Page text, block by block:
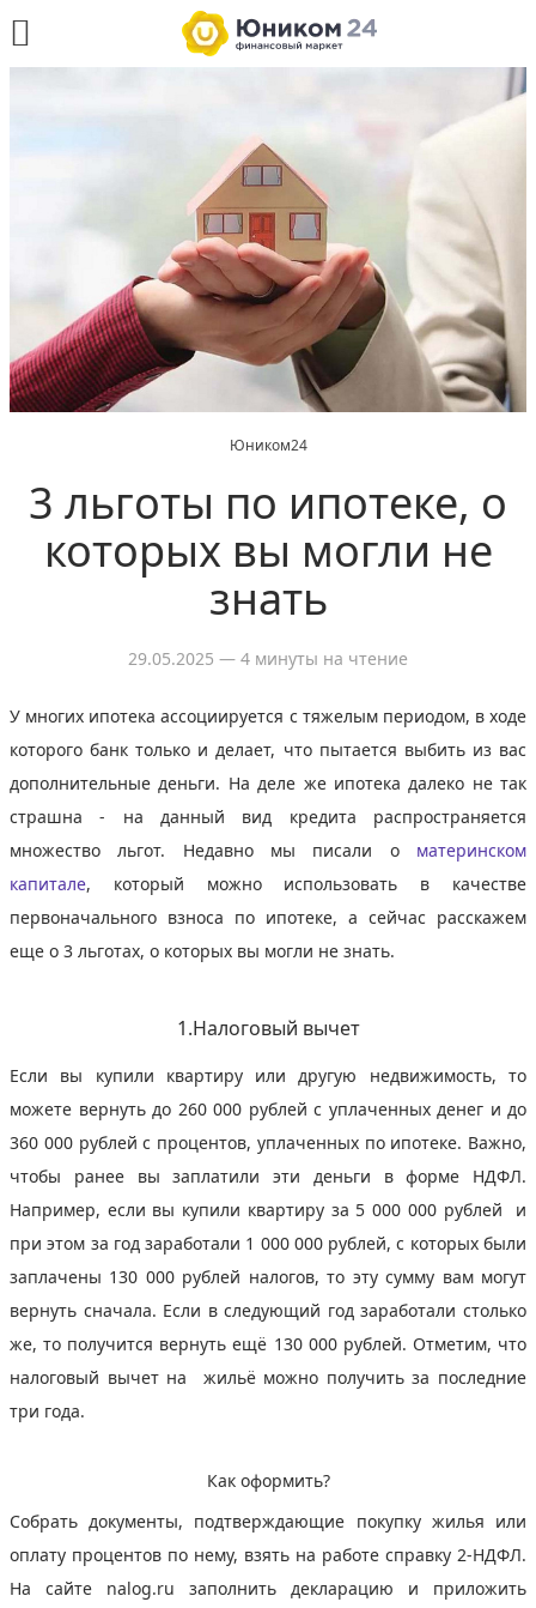
Юником24
3 льготы по ипотеке, о
которых вы могли не
знать
29.05.2025 — 4 минуты на чтение
У многих ипотека ассоциируется с тяжелым периодом, в ходе
которого банк только и делает, что пытается выбить из вас
дополнительные деньги. На деле же ипотека далеко не так
страшна - на данный вид кредита распространяется
множество льгот. Недавно мы писали оматеринском
капитале, который можно использовать в качестве
первоначального взноса по ипотеке, а сейчас расскажем
еще о 3 льготах, о которых вы могли не знать.
1.Налоговый вычет
Если вы купили квартиру или другую недвижимость, то
можете вернуть до 260 000 рублей с уплаченных денег и до
360 000 рублей с процентов, уплаченных по ипотеке. Важно,
чтобы ранее вы заплатили эти деньги в форме НДФЛ.
Например, если вы купили квартиру за 5 000 000 рублей и
при этом за год заработали 1 000 000 рублей, с которых были
заплачены 130 000 рублей налогов, то эту сумму вам могут
вернуть сначала. Если в следующий год заработали столько
же, то получится вернуть ещё 130 000 рублей. Отметим, что
налоговый вычет на жильё можно получить за последние
три года.
Как оформить?
Собрать документы, подтверждающие покупку жилья или
оплату процентов по нему, взять на работе справку 2-НДФЛ.
На сайте nalog.ru заполнить декларацию и приложить